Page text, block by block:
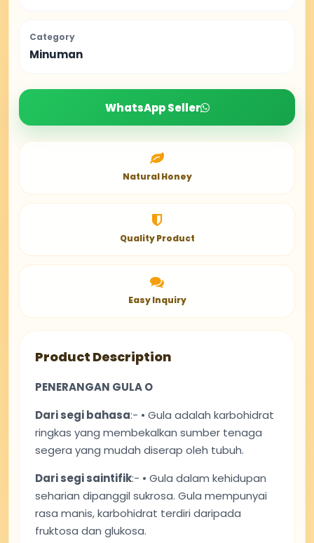
Category
Minuman
WhatsApp Seller
Natural Honey
Quality Product
Easy Inquiry
Product Description
PENERANGAN GULA O
Dari segi bahasa:- • Gula adalah karbohidrat
ringkas yang membekalkan sumber tenaga
segera yang mudah diserap oleh tubuh.
Dari segi saintifik:- • Gula dalam kehidupan
seharian dipanggil sukrosa. Gula mempunyai
rasa manis, karbohidrat terdiri daripada
fruktosa dan glukosa.